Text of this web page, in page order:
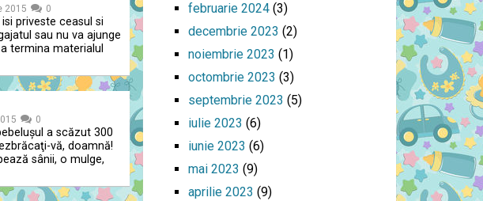
2015 0
priveste ceasul si
sau nu va ajunge
termina materialul
0
a scăzut 300
vă, doamnă!
sânii, o mulge,
februarie 2024 (3)
decembrie 2023 (2)
noiembrie 2023 (1)
octombrie 2023 (3)
septembrie 2023 (5)
iulie 2023 (6)
iunie 2023 (6)
mai 2023 (9)
aprilie 2023 (9)